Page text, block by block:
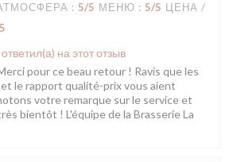
: 5/5 МЕНЮ : 5/5 ЦЕНА /
ответил(а) на этот отзыв
pour ce beau retour ! Ravis que les
le rapport qualité-prix vous aient
votre remarque sur le service et
bientôt ! L'équipe de la Brasserie La